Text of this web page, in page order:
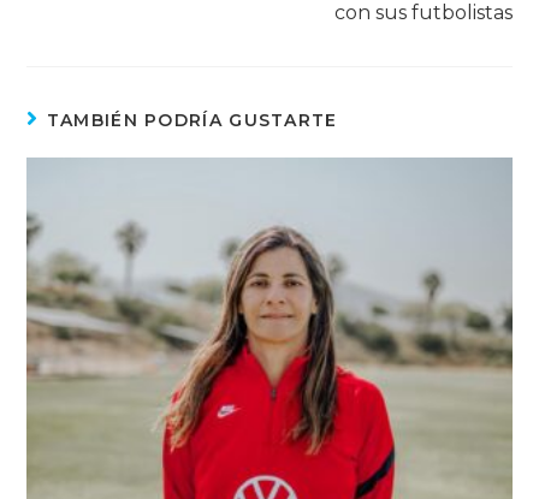
con sus futbolistas
TAMBIÉN PODRÍA GUSTARTE